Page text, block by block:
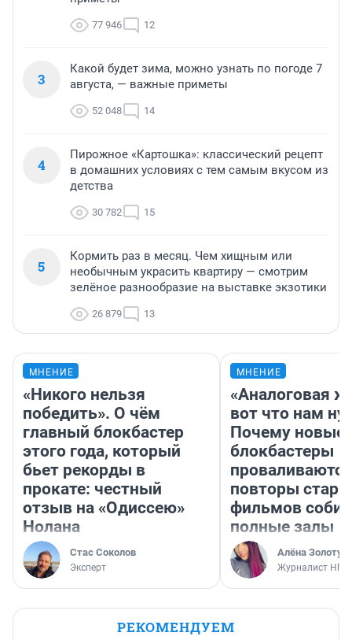
77 946 12
3
Какой будет зима, можно узнать по погоде 7
августа, — важные приметы
52 048 14
4
Пирожное «Картошка»: классический рецепт
в домашних условиях с тем самым вкусом из
детства
30 782 15
5
Кормить раз в месяц. Чем хищным или
необычным украсить квартиру — смотрим
зелёное разнообразие на выставке экзотики
26 879 13
МНЕНИЕ
«Никого нельзя
победить». О чём
главный блокбастер
этого года, который
бьет рекорды в
прокате: честный
отзыв на «Одиссею»
Нолана
Стас Соколов
Эксперт
МНЕНИЕ
«Аналоговая
вот что нам
Почему новые
блокбастеры
повторы
фильмов
полные залы
Алёна
Журналист НГС
РЕКОМЕНДУЕМ